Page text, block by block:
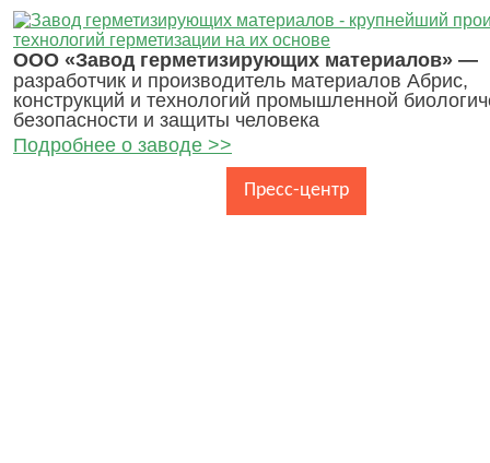
ООО «Завод герметизирующих материалов» —
разработчик и производитель материалов Абрис,
конструкций и технологий промышленной
безопасности и защиты человека
Подробнее о заводе >>
Пресс-центр